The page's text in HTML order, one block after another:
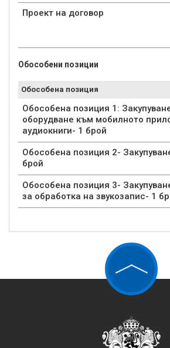
Проект на договор
Обособени позиции
Обособена позиция
Обособена позиция 1:
оборудване към мобилното
аудиокниги- 1 брой
Обособена позиция 2-
брой
Обособена позиция 3-
за обработка на звукозапис- 1